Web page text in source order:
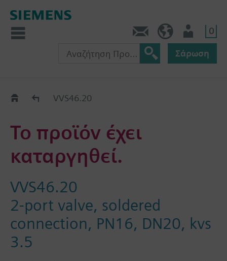
0
Σάρωση
Old2NewVVS46.20
Το προϊόν έχει
καταργηθεί.
VVS46.20
2-port valve, soldered
connection, PN16, DN20, kvs
3.5